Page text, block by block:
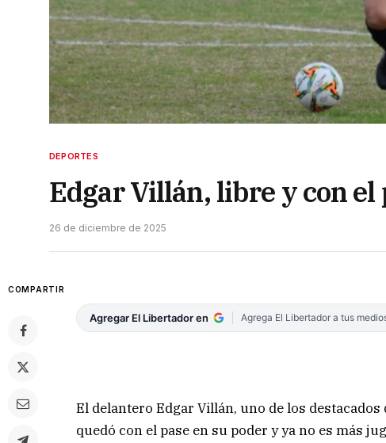
DEPORTES
Edgar Villán, libre y con el
26 de diciembre de 2025
COMPARTIR
Agregar El Libertador en Agrega El Libertador a tus
El delantero Edgar Villán, uno de los
quedó con el pase en su poder y ya no es más